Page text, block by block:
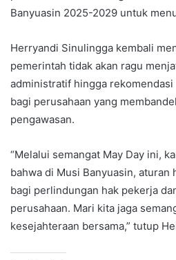
Banyuasin 2025-2029 untuk
Herryandi Sinulingga kembali
pemerintah tidak akan ragu
administratif hingga
bagi perusahaan yang
pengawasan.
“Melalui semangat May Day ini,
bahwa di Musi Banyuasin, aturan
bagi perlindungan hak pekerja
perusahaan. Mari kita jaga
kesejahteraan bersama,” tutup